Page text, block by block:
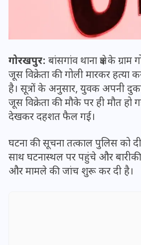
गोरखपुर: बांसगांव थाना क्षेत्र के
जूस विक्रेता की गोली मारकर हत्या
है। सूत्रों के अनुसार, युवक अपनी
जूस विक्रेता की मौके पर ही मौत
देखकर दहशत फैल गई।
घटना की सूचना तत्काल पुलिस को
साथ घटनास्थल पर पहुंचे और
और मामले की जांच शुरू कर दी है।